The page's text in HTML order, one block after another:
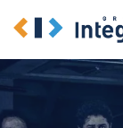
para
o
conteúdo